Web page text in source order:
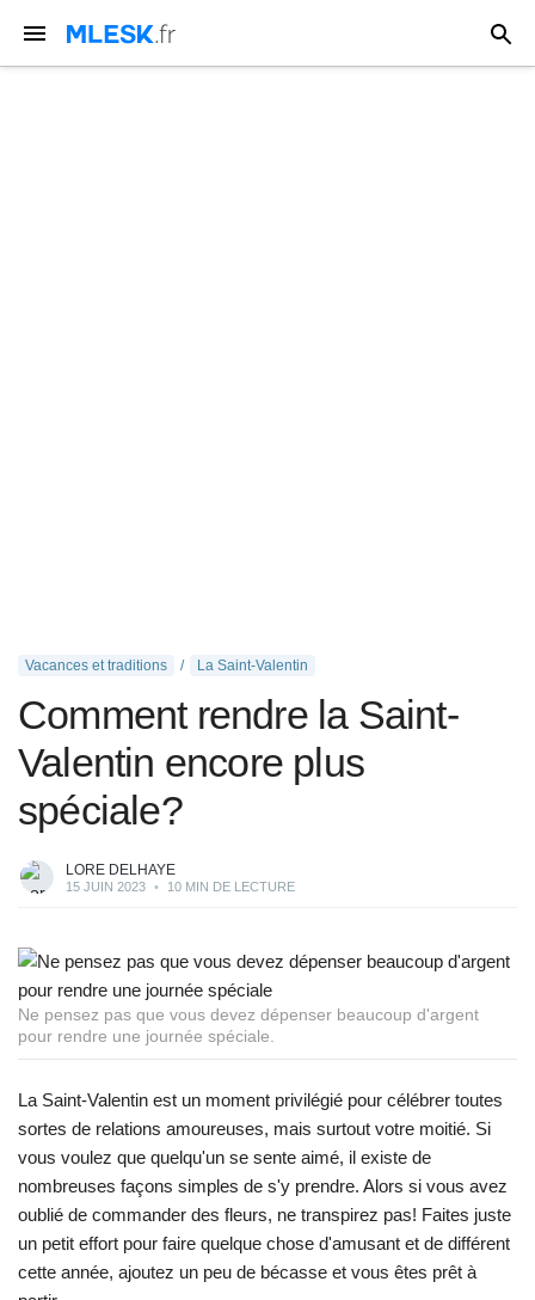
Vacances et traditions La Saint-Valentin
Comment rendre la Saint-
Valentin encore plus
spéciale?
LORE DELHAYE
15 JUIN 2023 • 10 MIN DE LECTURE
Ne pensez pas que vous devez dépenser beaucoup d'argent
pour rendre une journée spéciale.
La Saint-Valentin est un moment privilégié pour célébrer toutes
sortes de relations amoureuses, mais surtout votre moitié. Si
vous voulez que quelqu'un se sente aimé, il existe de
nombreuses façons simples de s'y prendre. Alors si vous avez
oublié de commander des fleurs, ne transpirez pas! Faites juste
un petit effort pour faire quelque chose d'amusant et de différent
cette année, ajoutez un peu de bécasse et vous êtes prêt à